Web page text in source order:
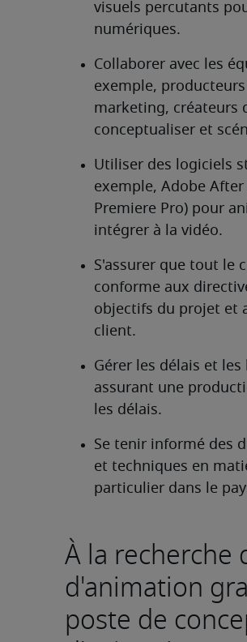
visuels percutants
numériques.
Collaborer avec les
exemple,
marketing, créateurs
conceptualiser et
Utiliser des logiciels
exemple, Adobe After
Premiere Pro) pour
intégrer à la vidéo.
S'assurer que tout le
conforme aux
objectifs du projet et
client.
Gérer les délais et
assurant une
les délais.
Se tenir informé des
et techniques en
particulier dans le
À la recherche
d'animation
poste de